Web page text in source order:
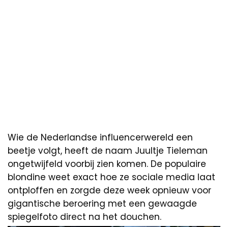
Wie de Nederlandse influencerwereld een
beetje volgt, heeft de naam Juultje Tieleman
ongetwijfeld voorbij zien komen. De populaire
blondine weet exact hoe ze sociale media laat
ontploffen en zorgde deze week opnieuw voor
gigantische beroering met een gewaagde
spiegelfoto direct na het douchen.